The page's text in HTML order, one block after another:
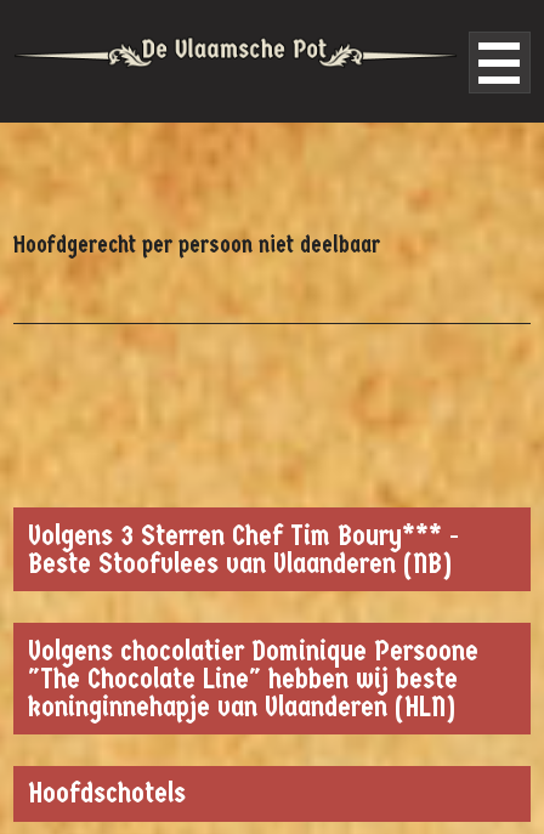
Hoofdgerecht per persoon niet deelbaar
Volgens 3 Sterren Chef Tim Boury*** -
Beste Stoofvlees van Vlaanderen (NB)
Volgens chocolatier Dominique Persoone
"The Chocolate Line" hebben wij beste
koninginnehapje van Vlaanderen (HLN)
Hoofdschotels